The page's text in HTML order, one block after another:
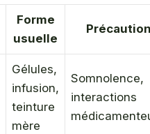
Forme
usuelle
Gélules,
infusion,
teinture
mère
Somnolence,
interactions